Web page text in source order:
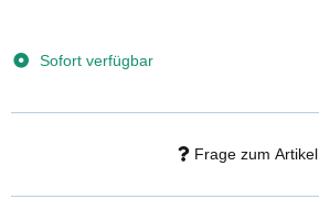
Sofort verfügbar
Frage zum Artikel